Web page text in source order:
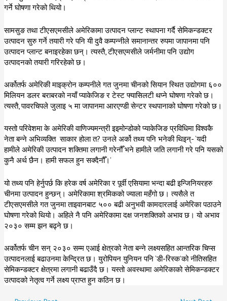
गर्ने घोषणा गरेको थियो।
सामसुङ तथा टीएसएमसीले अमेरिकामा उत्पादन प्लान्ट स्थापना गर्दै सेमिकन्डक्टर
उत्पादन सुरु गर्ने तयारी गरे पनि यी दुवै कम्पन्नीले समानान्तर रुपमा जापानमा पनि
उत्पादन प्लान्ट बनाइरहेका छन्। त्यस्तै, टीएसएमसीले जर्मनीमा पनि उद्योग
उत्पादनको तयारी गरिरहेको छ।
अर्कोतर्फ अमेरिकी माइक्रोन कम्पनीले गत जुनमा चीनको सियान स्थित उद्योगमा ६००
मिलियन डलर बराबरको नयाँ प्याकेजिङ र टेस्ट फ्यासिलटी थप्ने घोषणा गरेको छ।
त्यस्तै, पावरचिपले जुलाइ ५ मा जापानमा आरएण्डी सेन्टर स्थपानाको घोषणा गरेको छ।
यस्तो परिवेशमा के अमेरिकी वाणिज्यमन्त्री इइमोन्डोको प्याकेजिङ प्रविधिमा विश्वकै
नेता बन्ने अभिव्यक्ति साकार होला त? उनले अर्को तथ्य पनि भनेकी थिइन्- ‘यदी
हामीले अमेरिकी उत्पादन शक्तिमा लगानी गरेनौँ भने हामीले जति लगानी गरे पनि यसको
कुनै अर्थ छैन। हामी सफल हुन सक्दैनौँ।’
यो तथ्य पनि हेर्नुपर्छ कि हरेक वर्ष अमेरिका र पूर्वी एसियामा भन्दा बढी इन्जिनियरहरु
चीनमा उत्पादन हुन्छन्। अमेरिकामा श्रमिकको ज्याला महँगो छ। त्यसैले त
टीएसएमसीले गत जुनमा ताइवानबाट ५०० बढी अनुभवी कामदारलाई अमेरिका पठाउने
घोषणा गरेको थियो। अहिले नै पनि अमेरिकामा दक्ष जनशक्तिको अभाव छ। यो अभाव
२०३० सम्म झन बढ्ने छ।
अर्कोतर्फ चीन सन् २०३० सम्म एआई क्षेत्रको नेता बन्ने लक्ष्यसहित आन्तरिक चिप्स
उत्पादनलाई बढाउनमा केन्द्रित छ। युरोपियन युनियन पनि ‘डी-रिस्क’को नीतिसहित
सेमिकन्डक्टर क्षेत्रमा लगानी बढाउँदै छ। यस्तो अवस्थामा अमेरिकाको सेमिकन्डक्टर
उत्पादको नेतृत्व गर्ने लक्ष्य प्राप्त हुन कठिन छ।